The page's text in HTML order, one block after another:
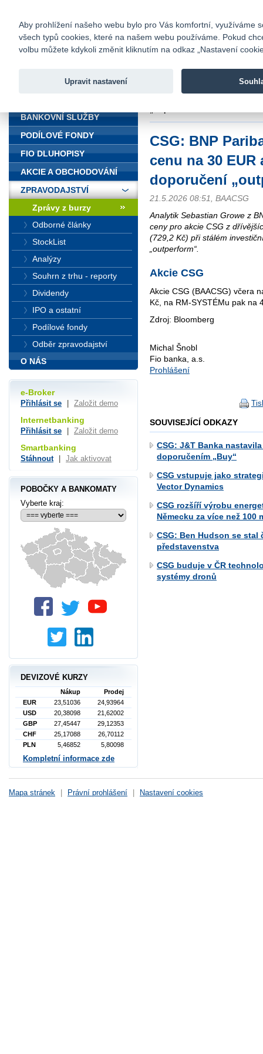
Fio banka
Fio banka
CSG: BNP
cenu na 30 EUR
doporučení
21.5.2026 08:51, BAACSG
Analytik Sebastian Growe z
ceny pro akcie CSG z
(729,2 Kč) při stálém
„outperform“.
Akcie CSG
Akcie CSG (BAACSG) včera
Kč, na RM-SYSTÉMu pak na
Zdroj: Bloomberg
Michal Šnobl
Fio banka, a.s.
Prohlášení
SOUVISEJÍCÍ ODKAZY
CSG: J&T Banka
doporučením „Buy“
CSG vstupuje jako
Vector Dynamics
CSG rozšíří výrobu
Německu za více než 100
CSG: Ben Hudson se
představenstva
CSG buduje v ČR
systémy dronů
BANKOVNÍ SLUŽBY
PODÍLOVÉ FONDY
FIO DLUHOPISY
AKCIE A OBCHODOVÁNÍ
ZPRAVODAJSTVÍ
Zprávy z burzy
Odborné články
StockList
Analýzy
Souhrn z trhu - reporty
Dividendy
IPO a ostatní
Podílové fondy
Odběr zpravodajství
O NÁS
e-Broker
Přihlásit se Založit demo
Internetbanking
Přihlásit se Založit demo
Smartbanking
Stáhnout Jak aktivovat
POBOČKY A BANKOMATY
Vyberte kraj:
DEVIZOVÉ KURZY
Nákup
Prodej
EUR
23,51036
24,93964
USD
20,38098
21,62002
GBP
27,45447
29,12353
CHF
25,17088
26,70112
PLN
5,46852 5,80098
Kompletní informace zde
Mapa stránek Právní prohlášení Nastavení cookies
Aby prohlížení našeho webu bylo pro Vás komfortní, využíváme
všech typů cookies, které na našem webu používáme. Pokud
volbu můžete kdykoli změnit kliknutím na odkaz „Nastavení
Upravit nastavení